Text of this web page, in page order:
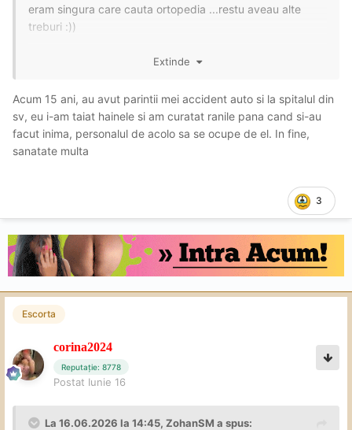
eram singura care cauta ortopedia ...restu aveau alte
treburi :))
Ce sa zic ..norocul vostru :))
Extinde
Acum 15 ani, au avut parintii mei accident auto si la spitalul din
sv, eu i-am taiat hainele si am curatat ranile pana cand si-au
facut inima, personalul de acolo sa se ocupe de el. In fine,
sanatate multa
3
Escorta
corina2024
Reputație: 8778
Postat Iunie 16
La 16.06.2026 la 14:45, ZohanSM a spus: